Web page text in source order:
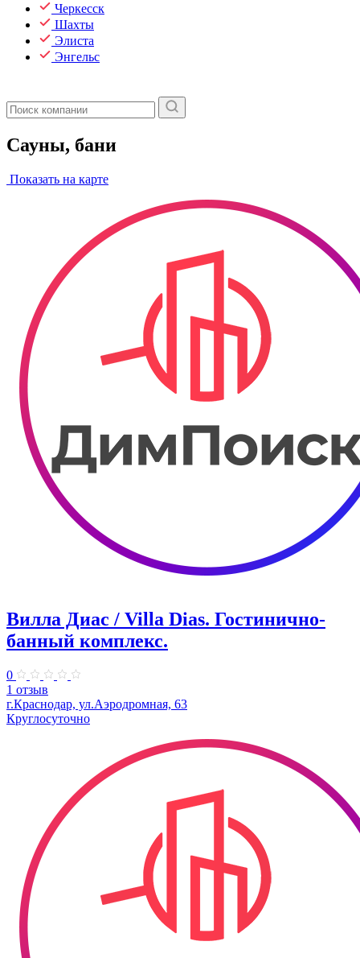
Черкесск
Шахты
Элиста
Энгельс
Сауны, бани
Показать на карте
Вилла Диас / Villa Dias. Гостинично-
банный комплекс.
0
1 отзыв
г.Краснодар, ул.Аэродромная, 63
Круглосуточно